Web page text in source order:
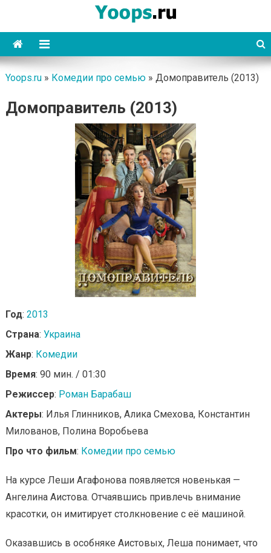
content
Yoops
Yoops.ru» Комедии про семью» Домоправитель (2013)
Домоправитель (2013)
Год: 2013
Страна: Украина
Жанр: Комедии
Время: 90 мин. / 01:30
Режиссер: Роман Барабаш
Актеры: Илья Глинников, Алика Смехова, Константин
Милованов, Полина Воробьева
Про что фильм: Комедии про семью
На курсе Леши Агафонова появляется новенькая —
Ангелина Аистова. Отчаявшись привлечь внимание
красотки, он имитирует столкновение с её машиной.
Оказавшись в особняке Аистовых, Леша понимает, что